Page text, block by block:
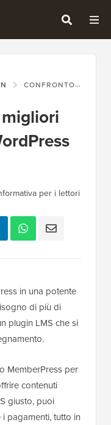
CONFRONTO TRA I 11 MIGLIORI PLUGIN LMS PER WORDPRESS (PRO E CONTRO)
per i lettori
in una potente
di più di
plugin LMS che si
MemberPress per
contenuti
giusto, puoi
pagamenti, tutto in